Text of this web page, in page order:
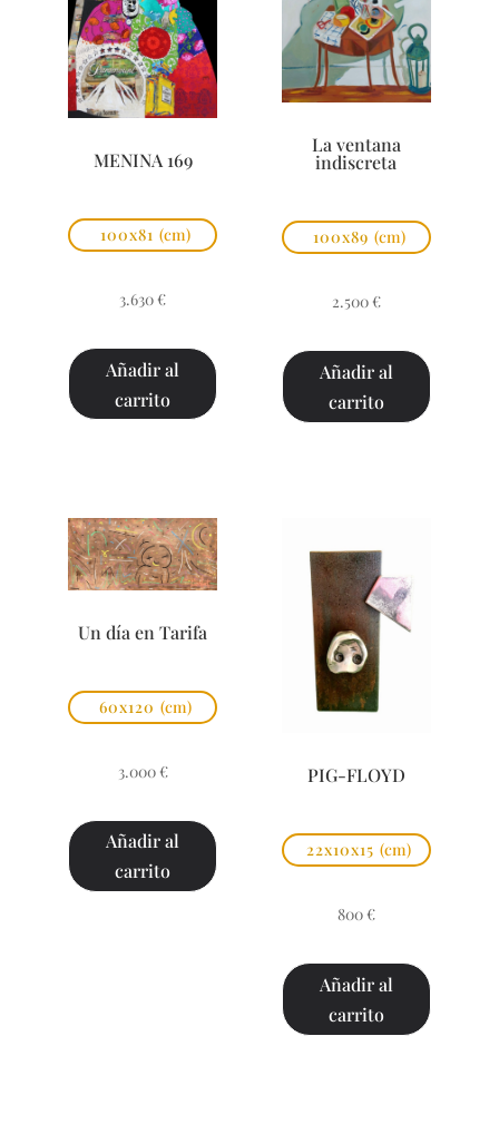
MENINA 169
100x81 (cm)
3.630 €
Añadir al
carrito
La ventana
indiscreta
100x89 (cm)
2.500 €
Añadir al
carrito
Un día en Tarifa
60x120 (cm)
3.000 €
Añadir al
carrito
PIG-FLOYD
22x10x15 (cm)
800 €
Añadir al
carrito